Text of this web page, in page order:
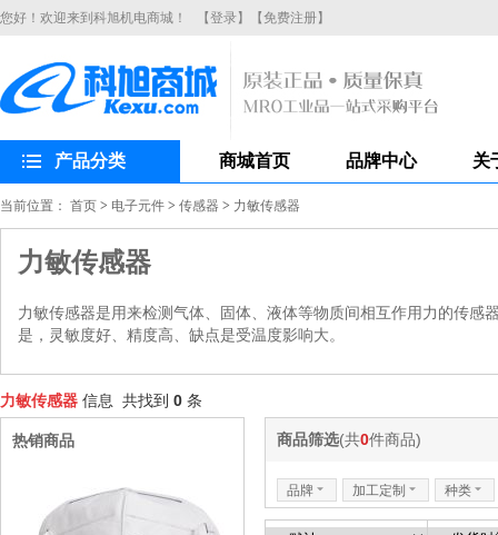
您好！欢迎来到科旭机电商城！ 【登录】 【免费注册】
产品分类 商城首页 品牌中心 关
当前位置： 首页 > 电子元件 > 传感器 > 力敏传感器
力敏传感器
力敏传感器是用来检测气体、固体、液体等物质间相互作用力的传
是，灵敏度好、精度高、缺点是受温度影响大。
力敏传感器 信息 共找到 0 条
商品筛选(共0件商品)
品牌 6 加工定制 6 种类 6
热销商品